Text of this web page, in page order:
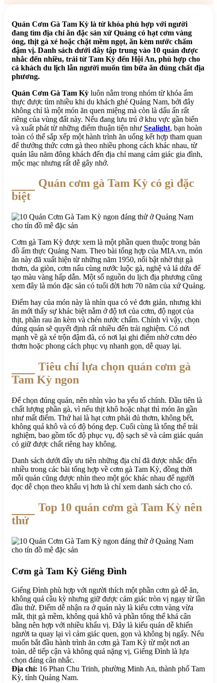
Quán Cơm Gà Tam Kỳ là từ khóa phù hợp với người
đang tìm địa chỉ ăn đặc sản xứ Quảng có hạt cơm vàng
óng, thịt gà xé hoặc chặt mềm ngọt, ăn kèm nước chấm
đậm vị. Danh sách dưới đây tập trung vào 10 quán được
nhắc đến nhiều, trải từ Tam Kỳ đến Hội An, phù hợp cho
cả khách du lịch lẫn người muốn tìm bữa ăn đúng chất địa
phương.
Quán Cơm Gà Tam Kỳ luôn nằm trong nhóm từ khóa ẩm
thực được tìm nhiều khi du khách ghé Quảng Nam, bởi đây
không chỉ là một món ăn quen miệng mà còn là dấu ấn rất
riêng của vùng đất này. Nếu đang lưu trú ở khu vực gần biển
và xuất phát từ những điểm thuận tiện như Sealight, bạn hoàn
toàn có thể sắp xếp một hành trình ăn uống kết hợp tham quan
để thưởng thức cơm gà theo nhiều phong cách khác nhau, từ
quán lâu năm đông khách đến địa chỉ mang cảm giác gia đình,
mộc mạc nhưng rất dễ gây nhớ.
Quán cơm gà Tam Kỳ có gì đặc
biệt
Cơm gà Tam Kỳ được xem là một phần quen thuộc trong bản
đồ ẩm thực Quảng Nam. Theo bài tổng hợp của MIA.vn, món
ăn này đã xuất hiện từ những năm 1950, nổi bật nhờ thịt gà
thơm, da giòn, cơm nấu cùng nước luộc gà, nghệ và lá dứa để
tạo màu vàng hấp dẫn. Một số nguồn du lịch địa phương cũng
xem đây là món đặc sản có tuổi đời hơn 70 năm của xứ Quảng.
Điểm hay của món này là nhìn qua có vẻ đơn giản, nhưng khi
ăn mới thấy sự khác biệt nằm ở độ tơi của cơm, độ ngọt của
thịt, phần rau ăn kèm và chén nước chấm. Chính vì vậy, chọn
đúng quán sẽ quyết định rất nhiều đến trải nghiệm. Có nơi
mạnh về gà xé trộn đậm đà, có nơi lại ghi điểm nhờ cơm dẻo
thơm hoặc phong cách phục vụ nhanh gọn, dễ quay lại.
Tiêu chí lựa chọn quán cơm gà
Tam Kỳ ngon
Để chọn đúng quán, nên nhìn vào ba yếu tố chính. Đầu tiên là
chất lượng phần gà, vì nếu thịt khô hoặc nhạt thì món ăn gần
như mất điểm. Thứ hai là hạt cơm phải đủ thơm, không bết,
không quá khô và có độ bóng đẹp. Cuối cùng là tổng thể trải
nghiệm, bao gồm tốc độ phục vụ, độ sạch sẽ và cảm giác quán
có giữ được chất riêng hay không.
Danh sách dưới đây ưu tiên những địa chỉ đã được nhắc đến
nhiều trong các bài tổng hợp về cơm gà Tam Kỳ, đồng thời
mỗi quán cũng được nhìn theo một góc khác nhau để người
đọc dễ chọn theo khẩu vị hơn là chỉ xem danh sách cho có.
Top 10 quán cơm gà Tam Kỳ nên
thử
Cơm gà Tam Kỳ Giếng Đình
Giếng Đình phù hợp với người thích một phần cơm gà dễ ăn,
không quá cầu kỳ nhưng giữ được cảm giác tròn vị ngay từ lần
đầu thử. Điểm dễ nhận ra ở quán này là kiểu cơm vàng vừa
mắt, thịt gà mềm, không quá khô và phần tổng thể khá cân
bằng nên hợp với nhiều khẩu vị. Đây là kiểu quán dễ khiến
người ta quay lại vì cảm giác quen, gọn và không bị ngấy. Nếu
muốn bắt đầu hành trình ăn cơm gà Tam Kỳ từ một nơi an
toàn, dễ tiếp cận và không quá nặng vị, Giếng Đình là lựa
chọn đáng cân nhắc.
Địa chỉ: 16 Phan Chu Trinh, phường Minh An, thành phố Tam
Kỳ, tỉnh Quảng Nam.